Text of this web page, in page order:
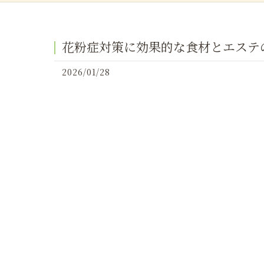
花粉症対策に効果的な食材とエステ
2026/01/28